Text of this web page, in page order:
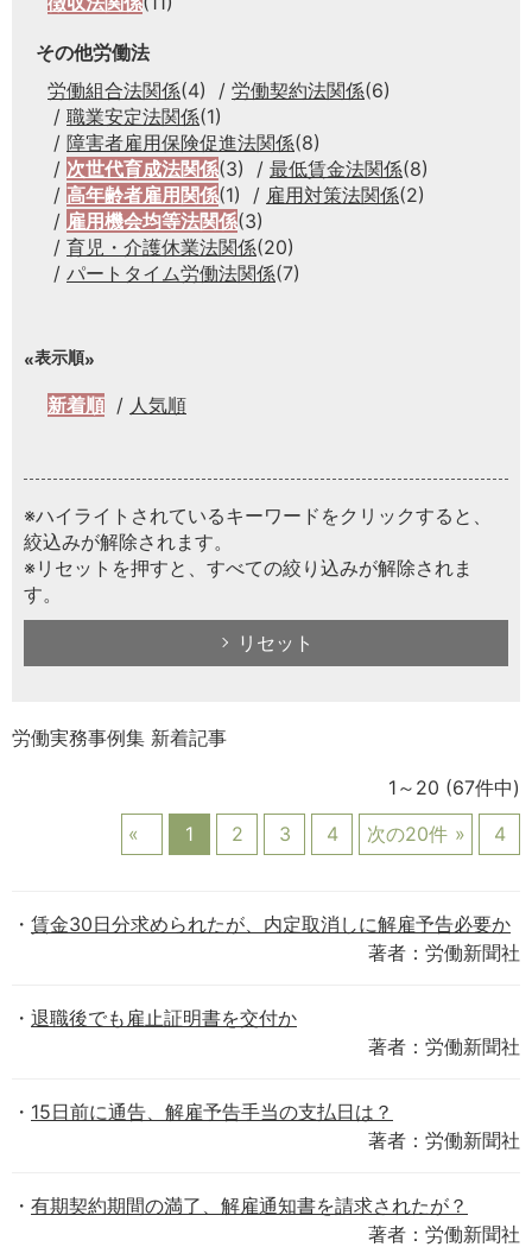
その他労働法
労働組合法関係(4) 労働契約法関係(6)
職業安定法関係(1)
障害者雇用保険促進法関係(8)
次世代育成法関係(3) 最低賃金法関係(8)
高年齢者雇用関係(1) 雇用対策法関係(2)
雇用機会均等法関係(3)
育児・介護休業法関係(20)
パートタイム労働法関係(7)
表示順
新着順 人気順
※ハイライトされているキーワードをクリックすると、
絞込みが解除されます。
※リセットを押すと、すべての絞り込みが解除されま
す。
リセット
労働実務事例集 新着記事
1～20 (67件中)
1
2 3 4 次の20件 4
賃金30日分求められたが、内定取消しに解雇予告必要か
著者：労働新聞社
退職後でも雇止証明書を交付か
著者：労働新聞社
15日前に通告、解雇予告手当の支払日は？
著者：労働新聞社
有期契約期間の満了、解雇通知書を請求されたが？
著者：労働新聞社